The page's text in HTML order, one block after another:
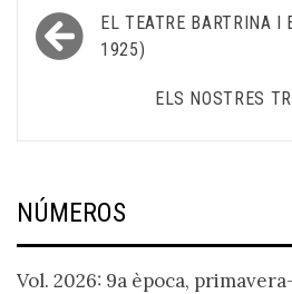
Navegació
d'entrades
EL TEATRE BARTRINA
1925)
ELS NOSTRES
NÚMEROS
Vol. 2026: 9a època,